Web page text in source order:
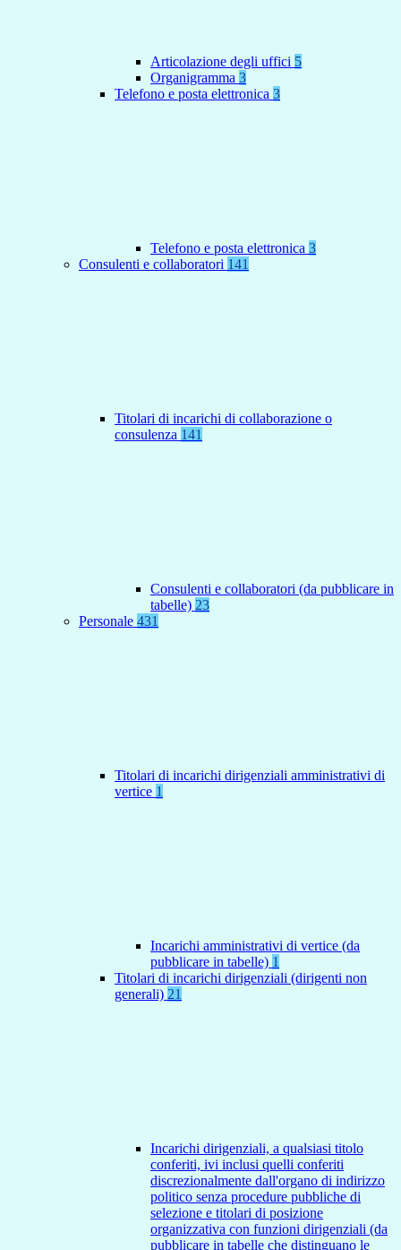
Articolazione degli uffici 5
Organigramma 3
Telefono e posta elettronica 3
Telefono e posta elettronica 3
Consulenti e collaboratori 141
Titolari di incarichi di collaborazione o
consulenza 141
Consulenti e collaboratori (da pubblicare in
tabelle) 23
Personale 431
Titolari di incarichi dirigenziali amministrativi di
vertice 1
Incarichi amministrativi di vertice (da
pubblicare in tabelle) 1
Titolari di incarichi dirigenziali (dirigenti non
generali) 21
Incarichi dirigenziali, a qualsiasi titolo
conferiti, ivi inclusi quelli conferiti
discrezionalmente dall'organo di indirizzo
politico senza procedure pubbliche di
selezione e titolari di posizione
organizzativa con funzioni dirigenziali (da
pubblicare in tabelle che distinguano le